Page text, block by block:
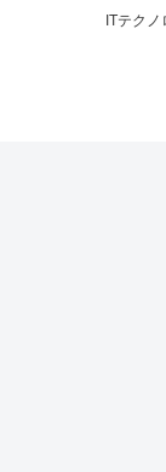
ITテク